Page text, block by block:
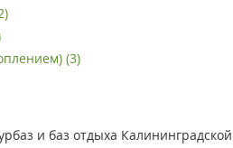
(3)
и баз отдыха